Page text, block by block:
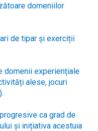
domeniilor
de tipar și exerciții
domenii experiențiale
alese, jocuri
ca grad de
și inițiativa acestuia